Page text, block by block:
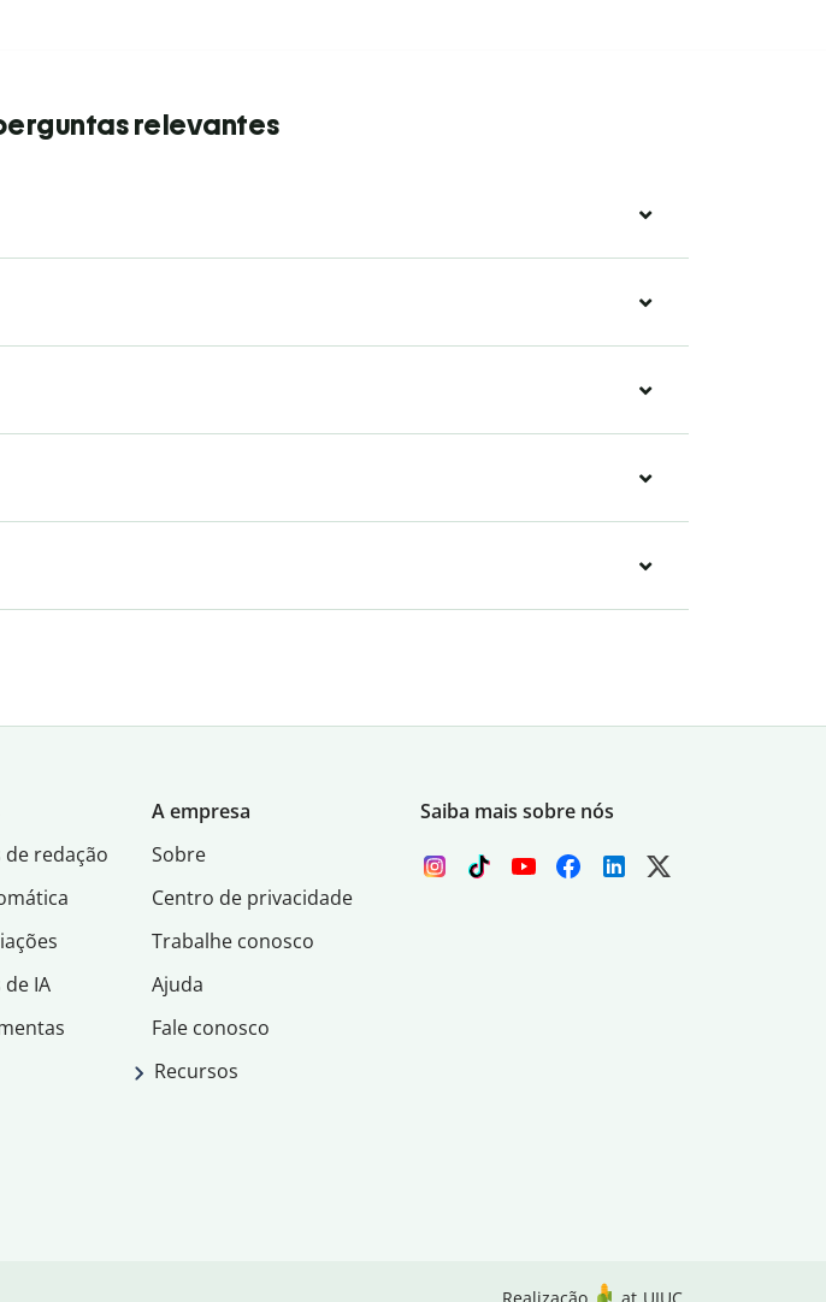
relevantes
redação
IA
A empresa
Sobre
Centro de privacidade
Trabalhe conosco
Ajuda
Fale conosco
Recursos
Saiba mais sobre nós